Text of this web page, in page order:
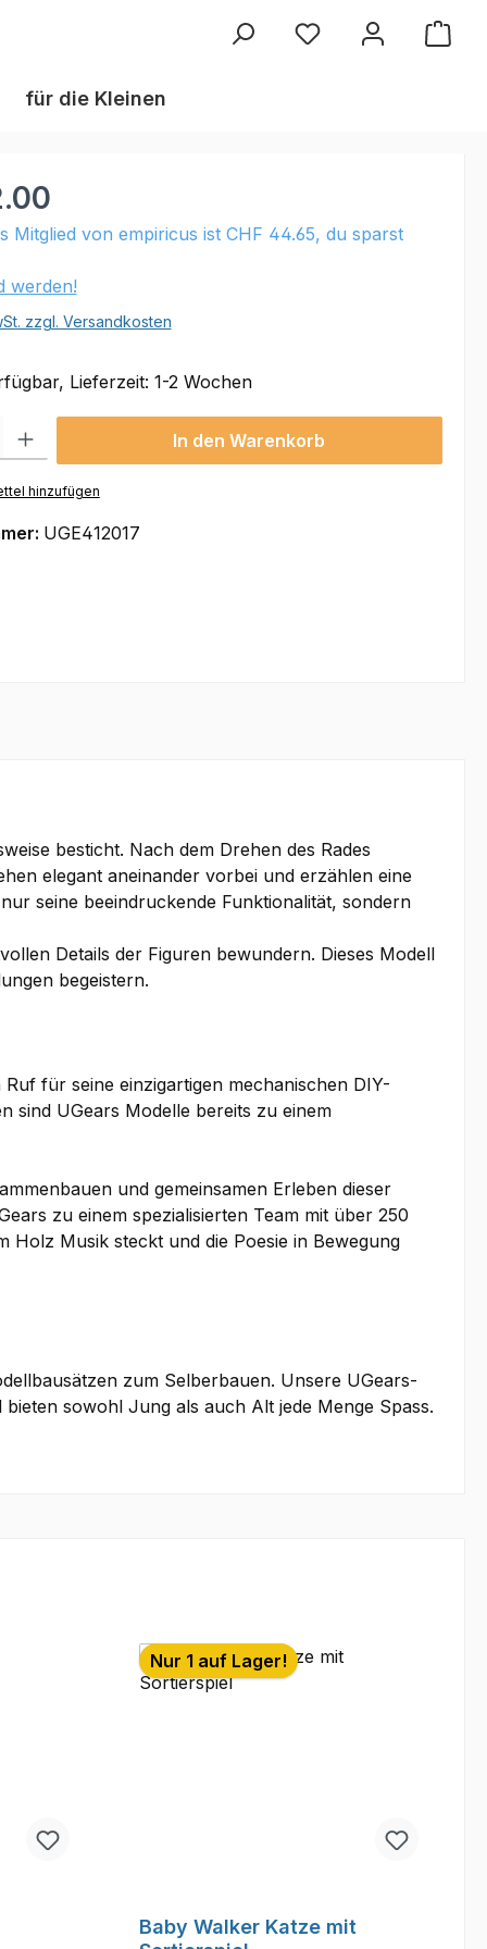
Du hast 0 Produkte
für die Kleinen
Mitglied von empiricus ist CHF 44.65, du sparst
werden!
zzgl. Versandkosten
Lieferzeit: 1-2 Wochen
In den Warenkorb
hinzufügen
UGE412017
besticht. Nach dem Drehen des Rades
elegant aneinander vorbei und erzählen eine
seine beeindruckende Funktionalität, sondern
Details der Figuren bewundern. Dieses Modell
begeistern.
für seine einzigartigen mechanischen DIY-
sind UGears Modelle bereits zu einem
und gemeinsamen Erleben dieser
zu einem spezialisierten Team mit über 250
Musik steckt und die Poesie in Bewegung
zum Selberbauen. Unsere UGears-
sowohl Jung als auch Alt jede Menge Spass.
Nur 1 auf Lager!
Baby Walker Katze mit